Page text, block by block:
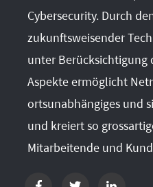
Cybersecurity. Durch
zukunftsweisender
unter Berücksichtigung
Aspekte ermöglicht
ortsunabhängiges und
und kreiert so
Mitarbeitende und